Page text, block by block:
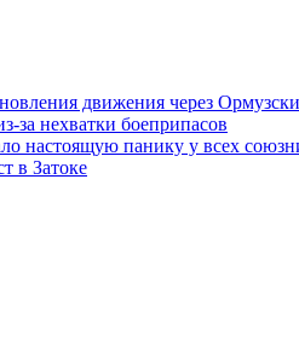
движения через
за нехватки боеприпасов
настоящую панику у всех
в Затоке